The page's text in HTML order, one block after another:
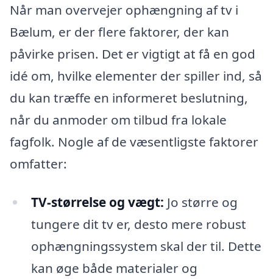
Når man overvejer ophængning af tv i
Bælum, er der flere faktorer, der kan
påvirke prisen. Det er vigtigt at få en god
idé om, hvilke elementer der spiller ind, så
du kan træffe en informeret beslutning,
når du anmoder om tilbud fra lokale
fagfolk. Nogle af de væsentligste faktorer
omfatter:
TV-størrelse og vægt: Jo større og
tungere dit tv er, desto mere robust
ophængningssystem skal der til. Dette
kan øge både materialer og